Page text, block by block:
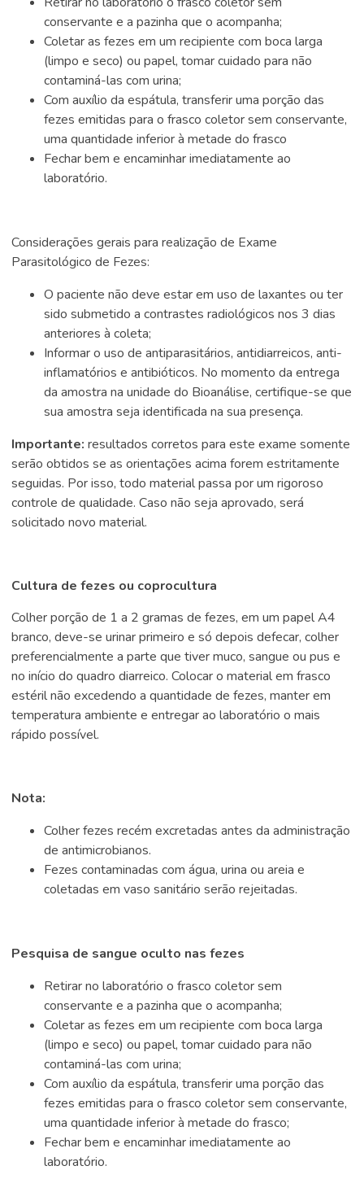
conservante e a pazinha que o acompanha;
Coletar as fezes em um recipiente com boca larga
(limpo e seco) ou papel, tomar cuidado para não
contaminá-las com urina;
Com auxílio da espátula, transferir uma porção das
fezes emitidas para o frasco coletor sem conservante,
uma quantidade inferior à metade do frasco
Fechar bem e encaminhar imediatamente ao
laboratório.
Considerações gerais para realização de Exame
Parasitológico de Fezes:
O paciente não deve estar em uso de laxantes ou ter
sido submetido a contrastes radiológicos nos 3 dias
anteriores à coleta;
Informar o uso de antiparasitários, antidiarreicos, anti-
inflamatórios e antibióticos. No momento da entrega
da amostra na unidade do Bioanálise, certifique-se que
sua amostra seja identificada na sua presença.
Importante: resultados corretos para este exame somente
serão obtidos se as orientações acima forem estritamente
seguidas. Por isso, todo material passa por um rigoroso
controle de qualidade. Caso não seja aprovado, será
solicitado novo material.
Cultura de fezes ou coprocultura
Colher porção de 1 a 2 gramas de fezes, em um papel A4
branco, deve-se urinar primeiro e só depois defecar, colher
preferencialmente a parte que tiver muco, sangue ou pus e
no início do quadro diarreico. Colocar o material em frasco
estéril não excedendo a quantidade de fezes, manter em
temperatura ambiente e entregar ao laboratório o mais
rápido possível.
Nota:
Colher fezes recém excretadas antes da administração
de antimicrobianos.
Fezes contaminadas com água, urina ou areia e
coletadas em vaso sanitário serão rejeitadas.
Pesquisa de sangue oculto nas fezes
Retirar no laboratório o frasco coletor sem
conservante e a pazinha que o acompanha;
Coletar as fezes em um recipiente com boca larga
(limpo e seco) ou papel, tomar cuidado para não
contaminá-las com urina;
Com auxílio da espátula, transferir uma porção das
fezes emitidas para o frasco coletor sem conservante,
uma quantidade inferior à metade do frasco;
Fechar bem e encaminhar imediatamente ao
laboratório.